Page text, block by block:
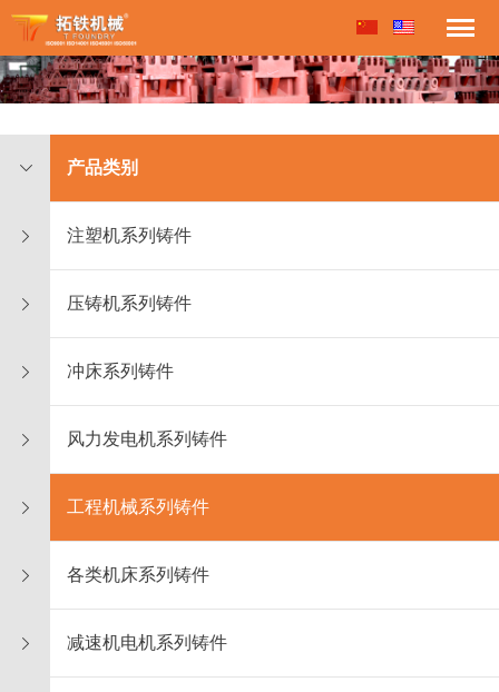
产品类别
注塑机系列铸件
压铸机系列铸件
冲床系列铸件
风力发电机系列铸件
工程机械系列铸件
各类机床系列铸件
减速机电机系列铸件